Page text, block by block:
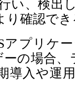
い、検出
り確認で
アプリケ
の場合、
導入や運